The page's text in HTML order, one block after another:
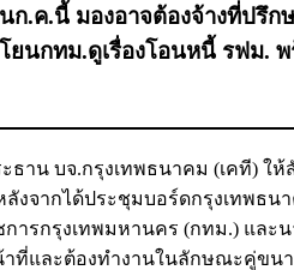
ก.ค.นี้ มองอาจต้องจ้างที่ปรึก
กทม.ดูเรื่องโอนหนี้ รฟม. พร้
ธาน บจ.กรุงเทพธนาคม (เคที) ใ
ลังจากได้ประชุมบอร์ดกรุงเทพธ
รกรุงเทพมหานคร (กทม.) และ
ที่และต้องทำงานในลักษณะคู่ขน